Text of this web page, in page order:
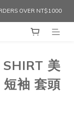
OVER NT$1000
美
袖 套頭